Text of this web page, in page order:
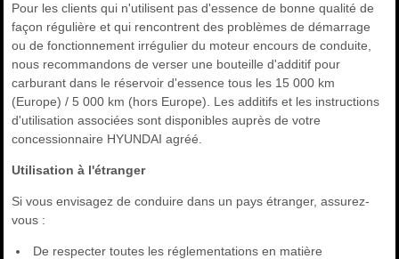
Pour les clients qui n'utilisent pas d'essence de bonne qualité de
façon régulière et qui rencontrent des problèmes de démarrage
ou de fonctionnement irrégulier du moteur encours de conduite,
nous recommandons de verser une bouteille d'additif pour
carburant dans le réservoir d'essence tous les 15 000 km
(Europe) / 5 000 km (hors Europe). Les additifs et les instructions
d'utilisation associées sont disponibles auprès de votre
concessionnaire HYUNDAI agréé.
Utilisation à l'étranger
Si vous envisagez de conduire dans un pays étranger, assurez-
vous :
De respecter toutes les réglementations en matière